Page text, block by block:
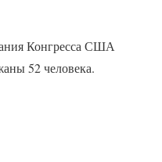
Конгресса США
52 человека.